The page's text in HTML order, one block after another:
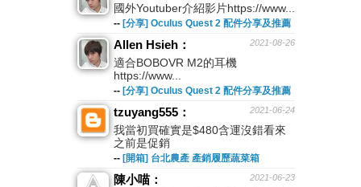
國外Youtuber介紹影片https://www...
-- [分享] Oculus Quest 2 配件分享及推薦
2021-08-26
Allen Hsieh：
適合BOBOVR M2的耳機
https://www...
-- [分享] Oculus Quest 2 配件分享及推薦
2021-06-24
tzuyang555：
我當初買確實是$480含運沒錯看來
之前是促銷
-- [開箱] 台北農產 產銷履歷蔬菜箱
2021-06-23
陳小喵：